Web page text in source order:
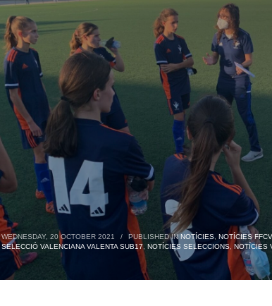
WEDNESDAY, 20 OCTOBER 2021 / PUBLISHED INNOTÍCIES, NOTÍCIES FFCV,
SELECCIÓ VALENCIANA VALENTA SUB17, NOTÍCIES SELECCIONS, NOTÍCIES